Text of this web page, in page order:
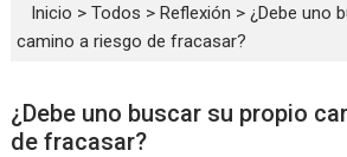
Inicio >Todos >Reflexión >¿Debe uno
camino a riesgo de fracasar?
¿Debe uno buscar su propio
de fracasar?